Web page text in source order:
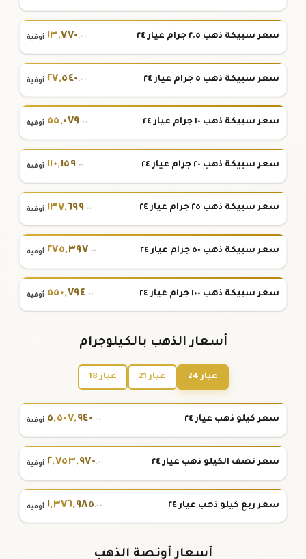
سعر سبيكة ذهب ٢.٥ جرام عيار ٢٤ ١٣,٧٧٠ .٠٠ أوقية
سعر سبيكة ذهب ٥ جرام عيار ٢٤ ٢٧,٥٤٠ .٠٠ أوقية
سعر سبيكة ذهب ١٠ جرام عيار ٢٤ ٥٥,٠٧٩.٠٠ أوقية
سعر سبيكة ذهب ٢٠ جرام عيار ٢٤ ١١٠,١٥٩.٠٠ أوقية
سعر سبيكة ذهب ٢٥ جرام عيار ٢٤ ١٣٧,٦٩٩.٠٠ أوقية
سعر سبيكة ذهب ٥٠ جرام عيار ٢٤ ٢٧٥,٣٩٧.٠٠ أوقية
سعر سبيكة ذهب ١٠٠ جرام عيار ٢٤ ٥٥٠,٧٩٤.٠٠ أوقية
أسعار الذهب بالكيلوجرام
عيار 24 عيار 21 عيار 18
سعر كيلو ذهب عيار ٢٤ ٥,٥٠٧,٩٤٠.٠٠ أوقية
سعر نصف الكيلو ذهب عيار ٢٤ ٢,٧٥٣,٩٧٠.٠٠ أوقية
سعر ربع كيلو ذهب عيار ٢٤ ١,٣٧٦,٩٨٥.٠٠ أوقية
أسعار أونصة الذهب